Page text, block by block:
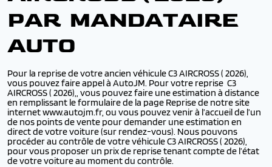
PAR MANDATAIRE
AUTO
Pour la reprise de votre ancien véhicule C3 AIRCROSS ( 2026),
vous pouvez faire appel à AutoJM. Pour votre reprise C3
AIRCROSS ( 2026),, vous pouvez faire une estimation à distance
en remplissant le formulaire de la page Reprise de notre site
internet www.autojm.fr, ou vous pouvez venir à l’accueil de l’un
de nos points de vente pour demander une estimation en
direct de votre voiture (sur rendez-vous). Nous pouvons
procéder au contrôle de votre véhicule C3 AIRCROSS ( 2026),
pour vous proposer un prix de reprise tenant compte de l’état
de votre voiture au moment du contrôle.